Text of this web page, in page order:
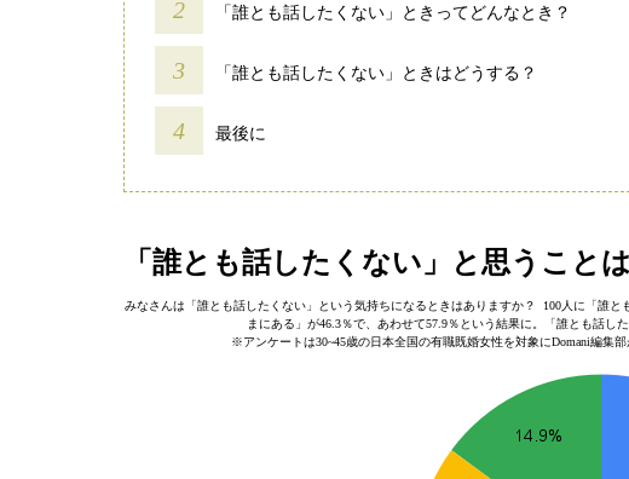
「誰とも話したくない」ときってどんなとき？
「誰とも話したくない」ときはどうする？
最後に
「誰とも話したくない」と思うこと
みなさんは「誰とも話したくない」という気持ちになるときはありますか？ 100人に「誰
まにある」が46.3％で、あわせて57.9％という結果に。「誰とも話し
※アンケートは30~45歳の日本全国の有職既婚女性を対象にDomani編集